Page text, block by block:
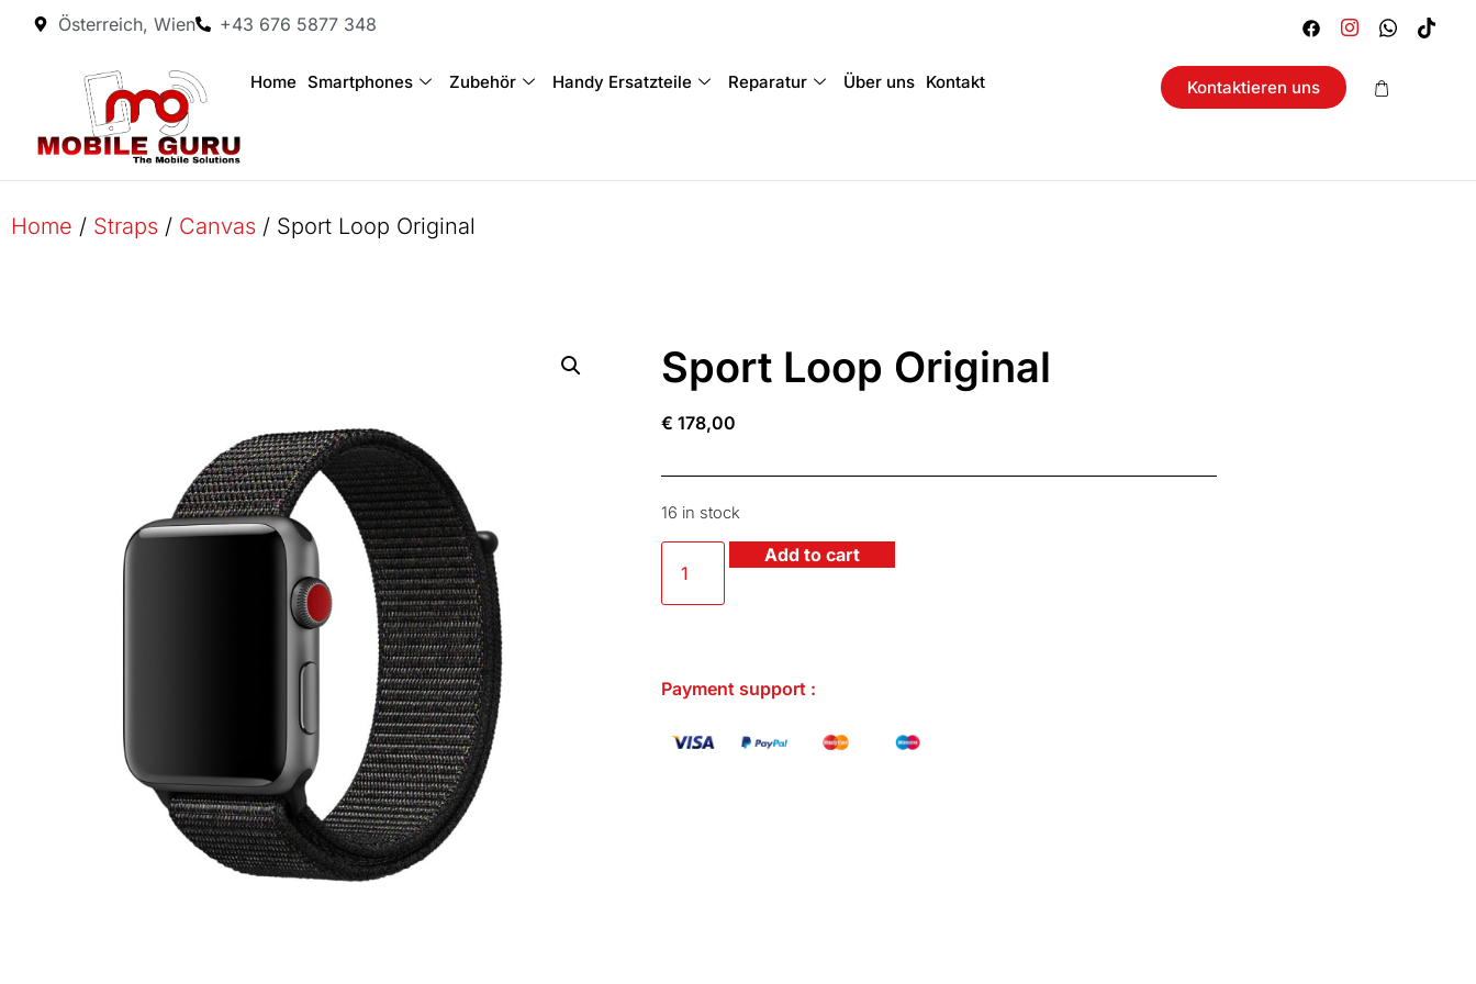
Österreich, Wien +43 676 5877 348
Home Smartphones Zubehör Handy Ersatzteile Reparatur Über uns Kontakt Kontaktieren uns
Home / Straps / Canvas / Sport Loop Original
Sport Loop Original
€ 178,00
16 in stock
Add to cart
Payment support :